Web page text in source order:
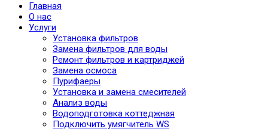
Главная
О нас
Услуги
Установка фильтров
Замена фильтров для воды
Ремонт фильтров и картриджей
Замена осмоса
Пурифаеры
Установка и замена смесителей
Анализ воды
Водоподготовка коттеджная
Подключить умягчитель WS